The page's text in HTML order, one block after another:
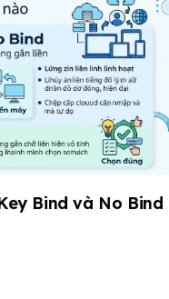
Bind và No Bind